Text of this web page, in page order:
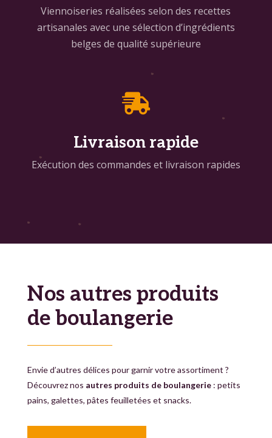
Viennoiseries réalisées selon des recettes
artisanales avec une sélection d’ingrédients
belges de qualité supérieure

Livraison rapide
Exécution des commandes et livraison rapides
Nos autres produits
de boulangerie
Envie d’autres délices pour garnir votre assortiment ?
Découvrez nos autres produits de boulangerie: petits
pains, galettes, pâtes feuilletées et snacks.